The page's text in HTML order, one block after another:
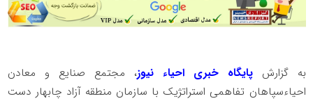
به گزارشپایگاه خبری احیاء نیوز، مجتمع صنایع و معادن
احیاءسپاهان تفاهمی استراتژیک با سازمان منطقه آزاد چابهار دست